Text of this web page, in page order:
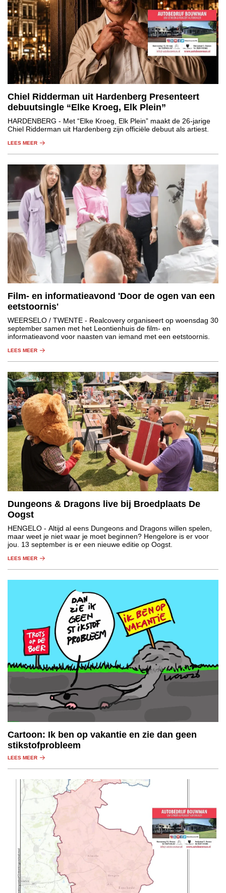
Chiel Ridderman uit Hardenberg Presenteert
debuutsingle “Elke Kroeg, Elk Plein”
HARDENBERG - Met “Elke Kroeg, Elk Plein” maakt de 26-jarige
Chiel Ridderman uit Hardenberg zijn officiële debuut als artiest.
LEES MEER
Film- en informatieavond 'Door de ogen van een
eetstoornis'
WEERSELO / TWENTE - Realcovery organiseert op woensdag 30
september samen met het Leontienhuis de film- en
informatieavond voor naasten van iemand met een eetstoornis.
LEES MEER
Dungeons & Dragons live bij Broedplaats De
Oogst
HENGELO - Altijd al eens Dungeons and Dragons willen spelen,
maar weet je niet waar je moet beginnen? Hengelore is er voor
jou. 13 september is er een nieuwe editie op Oogst.
LEES MEER
Cartoon: Ik ben op vakantie en zie dan geen
stikstofprobleem
LEES MEER